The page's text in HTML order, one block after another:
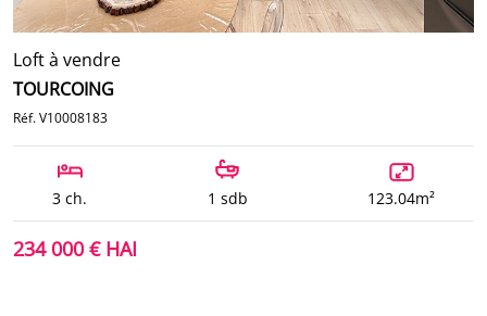
Loft à vendre
TOURCOING
Réf. V10008183
3 ch. 1 sdb 123.04m²
234 000 € HAI